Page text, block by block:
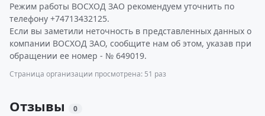
Режим работы ВОСХОД ЗАО рекомендуем уточнить по
телефону +74713432125.
Если вы заметили неточность в представленных данных о
компании ВОСХОД ЗАО, сообщите нам об этом, указав при
обращении ее номер - № 649019.
Страница организации просмотрена: 51 раз
Отзывы 0